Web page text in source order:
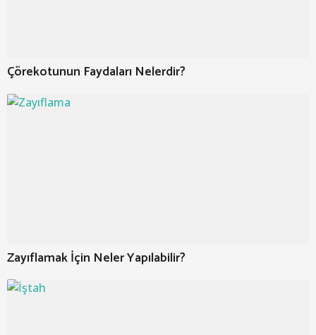
Çörekotunun Faydaları Nelerdir?
Zayıflamak İçin Neler Yapılabilir?